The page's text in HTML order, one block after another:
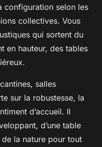
configuration selon les
collectives. Vous
qui sortent du
en hauteur, des tables
salles
sur la robustesse, la
d’accueil. Il
d’une table
la nature pour tout